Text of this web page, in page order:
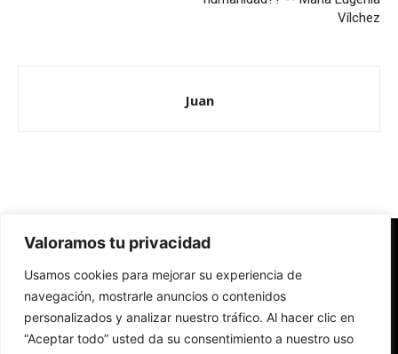
Valoramos tu privacidad
Usamos cookies para mejorar su experiencia de
navegación, mostrarle anuncios o contenidos
personalizados y analizar nuestro tráfico. Al hacer clic en
“Aceptar todo” usted da su consentimiento a nuestro uso
Vílchez
Juan
Redes Cristianas
Una mirada alternativa sobre la Iglesia católica y la sociedad
- Colectivos de Redes Cristianas